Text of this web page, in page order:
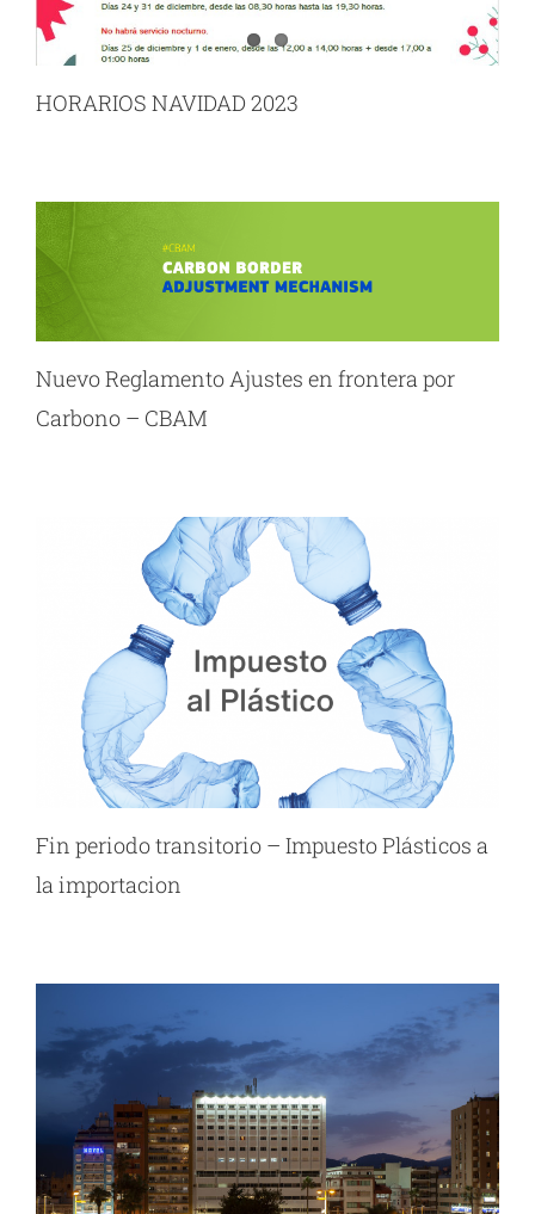
HORARIOS NAVIDAD 2023
Nuevo Reglamento Ajustes en frontera por
Carbono – CBAM
Fin periodo transitorio – Impuesto Plásticos a
la importacion